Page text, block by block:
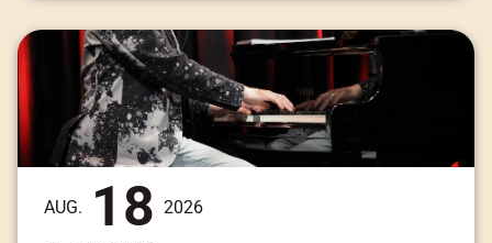
AUG. 18 2026